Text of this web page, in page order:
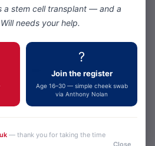
RR550E (Standard)
a stem cell transplant — and a
needs your help.
?
Join the register
Age 16–30 — simple cheek swab
via Anthony Nolan
— thank you for taking the time
Close